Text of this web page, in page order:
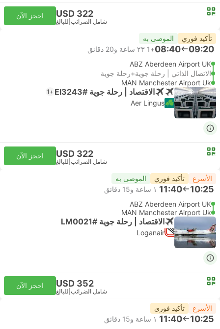
USD 322
شامل الضرائب للبالغ
احجز الآن
تأكيد فوري الموصى به
09:20
08:40
+1
٢٣ ساعة و‫20 دقائق
ABZ Aberdeen Airport UK
الاتصال الذاتي | رحلة جوية+رحلة جوية
MAN Manchester Airport Uk
الاقتصاد | رحلة جوية #EI3243 +1
Aer Lingus
USD 322
شامل الضرائب للبالغ
احجز الآن
الأسرع تأكيد فوري الموصى به
10:25
11:40 ١ ساعة و‫15 دقائق
ABZ Aberdeen Airport UK
MAN Manchester Airport Uk
الاقتصاد | رحلة جوية #LM0021
Loganair
USD 352
شامل الضرائب للبالغ
احجز الآن
الأسرع تأكيد فوري
10:25
11:40 ١ ساعة و‫15 دقائق